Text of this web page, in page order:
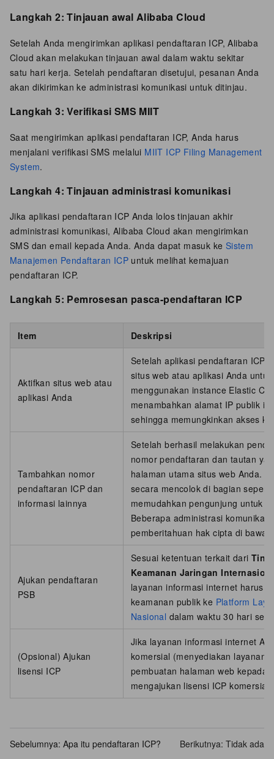
Langkah 2: Tinjauan awal Alibaba Cloud
Setelah Anda mengirimkan aplikasi pendaftaran ICP, Alibaba
Cloud akan melakukan tinjauan awal dalam waktu sekitar
satu hari kerja. Setelah pendaftaran disetujui, pesanan Anda
akan dikirimkan ke administrasi komunikasi untuk ditinjau.
Langkah 3: Verifikasi SMS MIIT
Saat mengirimkan aplikasi pendaftaran ICP, Anda harus
menjalani verifikasi SMS melalui MIIT ICP Filing Management
System.
Langkah 4: Tinjauan administrasi komunikasi
Jika aplikasi pendaftaran ICP Anda lolos tinjauan akhir
administrasi komunikasi, Alibaba Cloud akan mengirimkan
SMS dan email kepada Anda. Anda dapat masuk ke Sistem
Manajemen Pendaftaran ICP untuk melihat kemajuan
pendaftaran ICP.
Langkah 5: Pemrosesan pasca-pendaftaran ICP
Item Deskripsi
Aktifkan situs web atau
aplikasi Anda
Setelah aplikasi pendaftaran ICP
situs web atau aplikasi Anda
menggunakan instance Elastic
menambahkan alamat IP publik
sehingga memungkinkan akses
Tambahkan nomor
pendaftaran ICP dan
informasi lainnya
Setelah berhasil melakukan
nomor pendaftaran dan tautan
halaman utama situs web Anda.
secara mencolok di bagian
memudahkan pengunjung untuk
Beberapa administrasi
pemberitahuan hak cipta di
Ajukan pendaftaran
PSB
Sesuai ketentuan terkait dari
Keamanan Jaringan
layanan informasi internet harus
keamanan publik ke Platform
Nasional dalam waktu 30 hari
(Opsional) Ajukan
lisensi ICP
Jika layanan informasi internet
komersial (menyediakan layanan
pembuatan halaman web kepada
mengajukan lisensi ICP
Sebelumnya: Apa itu pendaftaran ICP? Berikutnya: Tidak ada